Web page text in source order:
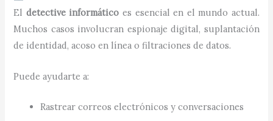
El detective informático es esencial en el mundo actual.
Muchos casos involucran espionaje digital, suplantación
de identidad, acoso en línea o filtraciones de datos.
Puede ayudarte a:
Rastrear correos electrónicos y conversaciones